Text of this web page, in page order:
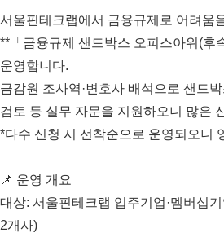
서울핀테크랩에서 금융규제로 어려움
**「금융규제 샌드박스 오피스아워(후
운영합니다.
금감원 조사역·변호사 배석으로 샌드
검토 등 실무 자문을 지원하오니 많은
*다수 신청 시 선착순으로 운영되오니
📌 운영 개요
대상: 서울핀테크랩 입주기업·멤버십
2개사)